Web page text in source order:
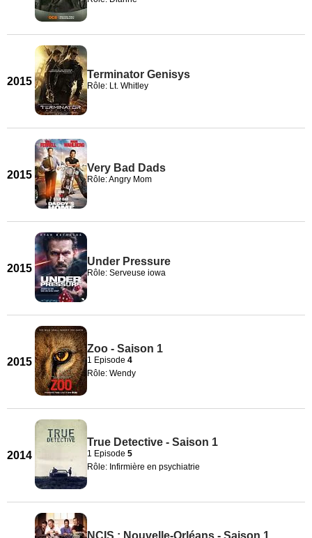
2015
Terminator Genisys
Rôle: Lt. Whitley
2015
Very Bad Dads
Rôle: Angry Mom
2015
Under Pressure
Rôle: Serveuse iowa
2015
Zoo - Saison 1
1 Episode 4
Rôle: Wendy
2014
True Detective - Saison 1
1 Episode 5
Rôle: Infirmière en psychiatrie
NCIS : Nouvelle-Orléans - Saison 1